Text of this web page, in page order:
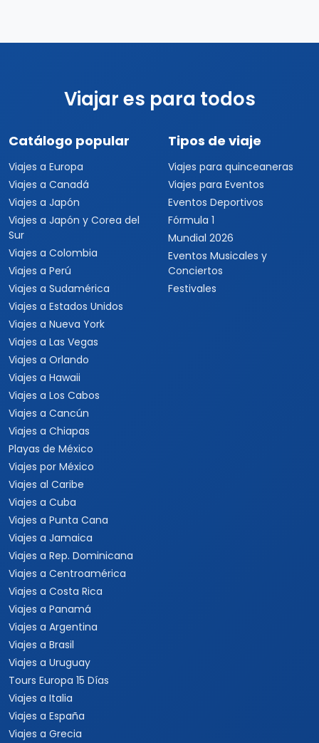
Viajar es para todos
Catálogo popular
Viajes a Europa
Viajes a Canadá
Viajes a Japón
Viajes a Japón y Corea del
Sur
Viajes a Colombia
Viajes a Perú
Viajes a Sudamérica
Viajes a Estados Unidos
Viajes a Nueva York
Viajes a Las Vegas
Viajes a Orlando
Viajes a Hawaii
Viajes a Los Cabos
Viajes a Cancún
Viajes a Chiapas
Playas de México
Viajes por México
Viajes al Caribe
Viajes a Cuba
Viajes a Punta Cana
Viajes a Jamaica
Viajes a Rep. Dominicana
Viajes a Centroamérica
Viajes a Costa Rica
Viajes a Panamá
Viajes a Argentina
Viajes a Brasil
Viajes a Uruguay
Tours Europa 15 Días
Viajes a Italia
Viajes a España
Viajes a Grecia
Tipos de viaje
Viajes para quinceaneras
Viajes para Eventos
Eventos Deportivos
Fórmula 1
Mundial 2026
Eventos Musicales y
Conciertos
Festivales